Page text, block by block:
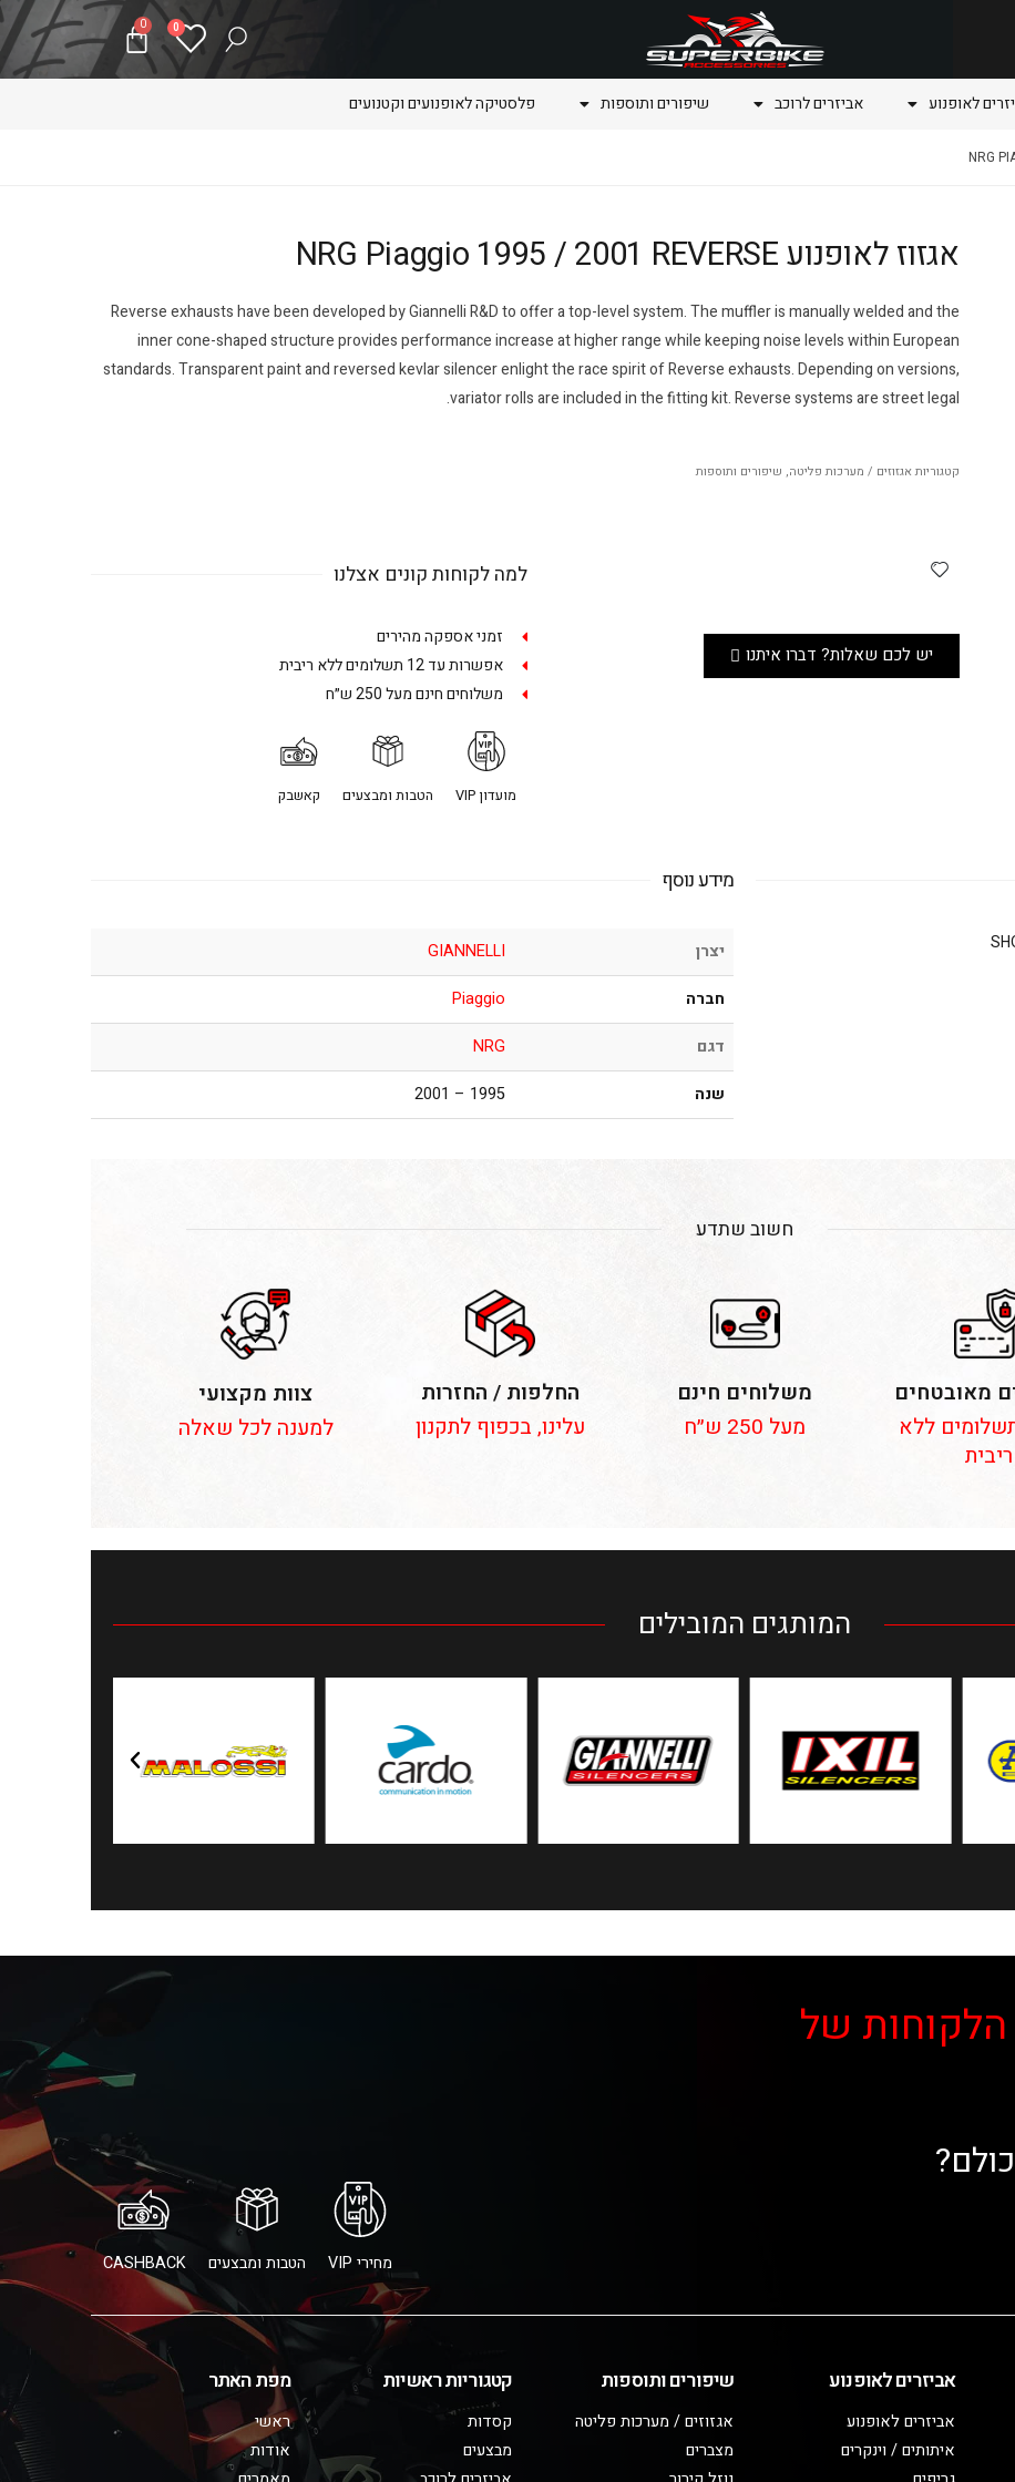
0
0
לאופנוע אביזרים לרוכב שיפורים ותוספות פלסטיקה לאופנועים וקטנועים
אגזוז לאופנוע NRG Piaggio 1995 / 2001 REVERSE
Reverse exhausts have been developed by Giannelli R&D to offer a top-level system. The muffler is manually welded and the
inner cone-shaped structure provides performance increase at higher range while keeping noise levels within European
standards. Transparent paint and reversed kevlar silencer enlight the race spirit of Reverse exhausts. Depending on versions,
variator rolls are included in the fitting kit. Reverse systems are street legal.
קטגוריותאגזוזים / מערכות פליטה, שיפורים ותוספות
יש לכם שאלות? דברו איתנו
למה לקוחות קונים אצלנו
זמני אספקה מהירים
אפשרות עד 12 תשלומים ללא ריבית
משלוחים חינם מעל 250 ש״ח
מועדון VIP הטבות ומבצעים קאשבק
מידע נוסף
יצרן GIANNELLI
חברה Piaggio
דגם NRG
שנה 1995 – 2001
חשוב שתדע
מאובטחים
12 תשלומים ללא
ריבית
משלוחים חינם
מעל 250 ש״ח
החלפות / החזרות
עלינו, בכפוף לתקנון
צוות מקצועי
למענה לכל שאלה
המותגים המובילים
הלקוחות של
מחירי VIP הטבות ומבצעים CASHBACK
אביזרים לאופנוע
אביזרים לאופנוע
איתותים / וינקרים
שיפורים ותוספות
אגזוזים / מערכות פליטה
מצברים
קטגוריות ראשיות
קסדות
מבצעים
מפת האתר
ראשי
אודות